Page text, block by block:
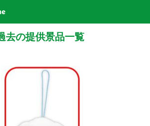
去の提供景品一覧